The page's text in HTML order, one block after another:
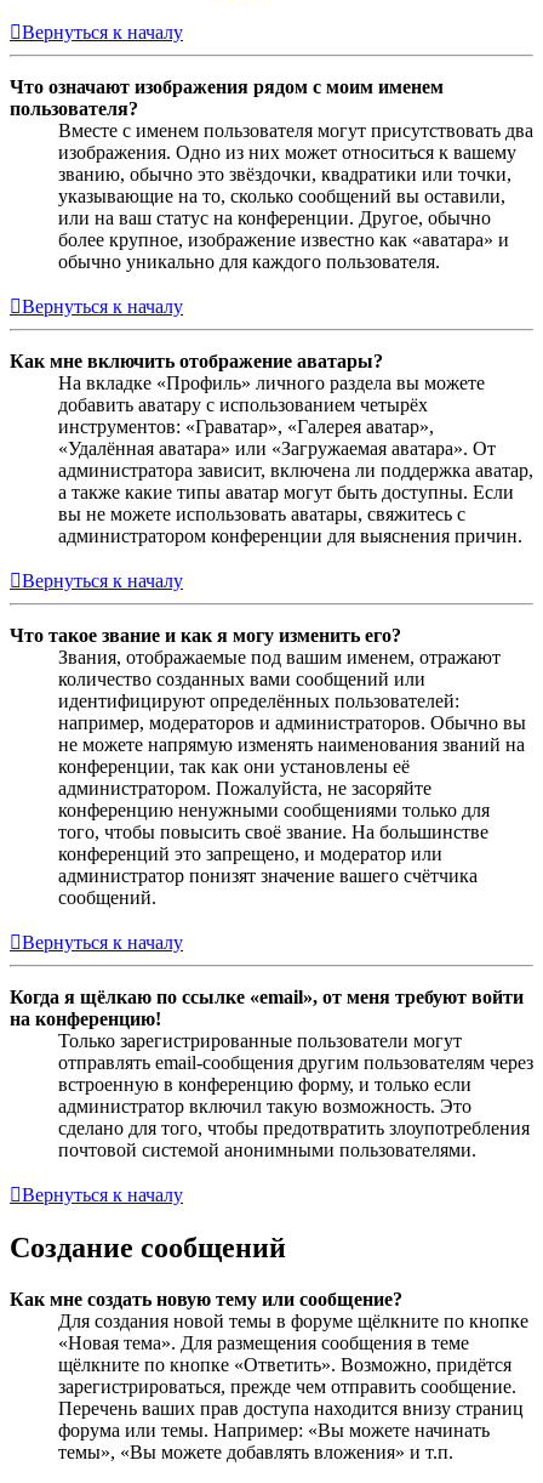
Вернуться к началу
Что означают изображения рядом с моим именем
пользователя?
Вместе с именем пользователя могут присутствовать два
изображения. Одно из них может относиться к вашему
званию, обычно это звёздочки, квадратики или точки,
указывающие на то, сколько сообщений вы оставили,
или на ваш статус на конференции. Другое, обычно
более крупное, изображение известно как «аватара» и
обычно уникально для каждого пользователя.
Вернуться к началу
Как мне включить отображение аватары?
На вкладке «Профиль» личного раздела вы можете
добавить аватару с использованием четырёх
инструментов: «Граватар», «Галерея аватар»,
«Удалённая аватара» или «Загружаемая аватара». От
администратора зависит, включена ли поддержка аватар,
а также какие типы аватар могут быть доступны. Если
вы не можете использовать аватары, свяжитесь с
администратором конференции для выяснения причин.
Вернуться к началу
Что такое звание и как я могу изменить его?
Звания, отображаемые под вашим именем, отражают
количество созданных вами сообщений или
идентифицируют определённых пользователей:
например, модераторов и администраторов. Обычно вы
не можете напрямую изменять наименования званий на
конференции, так как они установлены её
администратором. Пожалуйста, не засоряйте
конференцию ненужными сообщениями только для
того, чтобы повысить своё звание. На большинстве
конференций это запрещено, и модератор или
администратор понизят значение вашего счётчика
сообщений.
Вернуться к началу
Когда я щёлкаю по ссылке «email», от меня требуют войти
на конференцию!
Только зарегистрированные пользователи могут
отправлять email-сообщения другим пользователям через
встроенную в конференцию форму, и только если
администратор включил такую возможность. Это
сделано для того, чтобы предотвратить злоупотребления
почтовой системой анонимными пользователями.
Вернуться к началу
Создание сообщений
Как мне создать новую тему или сообщение?
Для создания новой темы в форуме щёлкните по кнопке
«Новая тема». Для размещения сообщения в теме
щёлкните по кнопке «Ответить». Возможно, придётся
зарегистрироваться, прежде чем отправить сообщение.
Перечень ваших прав доступа находится внизу страниц
форума или темы. Например: «Вы можете начинать
темы», «Вы можете добавлять вложения» и т.п.